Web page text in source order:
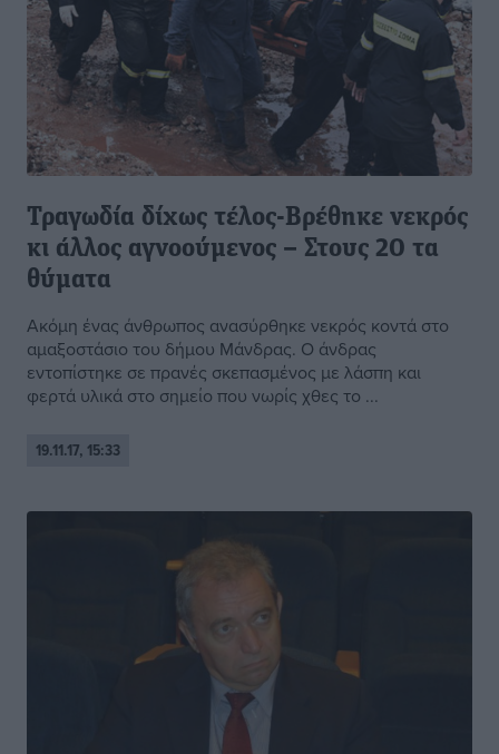
Τραγωδία δίχως τέλος-Βρέθηκε νεκρός
κι άλλος αγνοούμενος – Στους 20 τα
θύματα
Ακόμη ένας άνθρωπος ανασύρθηκε νεκρός κοντά στο
αμαξοστάσιο του δήμου Μάνδρας. Ο άνδρας
εντοπίστηκε σε πρανές σκεπασμένος με λάσπη και
φερτά υλικά στο σημείο που νωρίς χθες το ...
19.11.17, 15:33